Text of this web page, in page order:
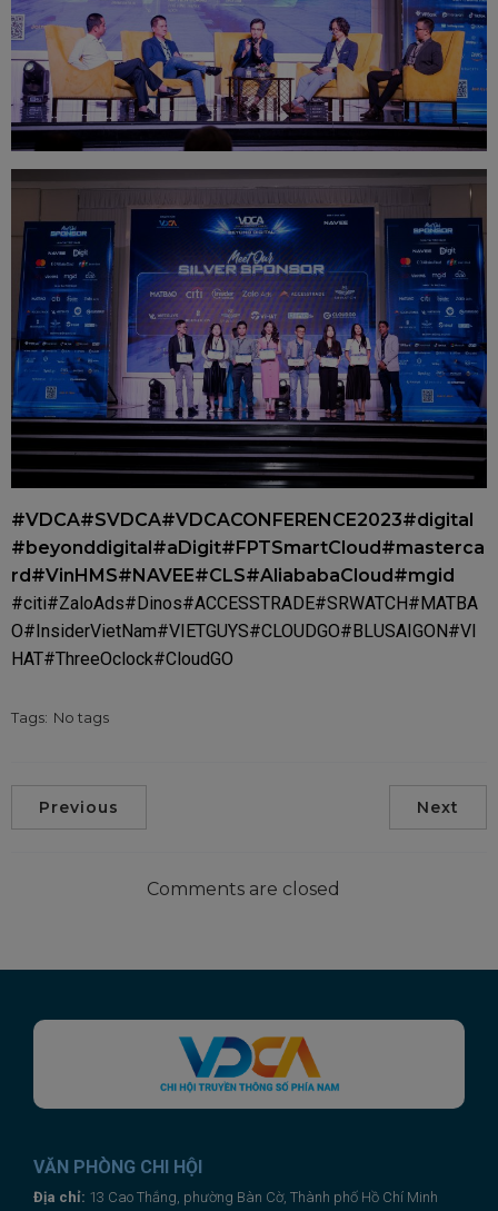
#VDCA#SVDCA#VDCACONFERENCE2023#digital
#beyonddigital#aDigit#FPTSmartCloud#masterca
rd#VinHMS#NAVEE#CLS#AliababaCloud#mgid
#citi#ZaloAds#Dinos#ACCESSTRADE#SRWATCH#MATBA
O#InsiderVietNam#VIETGUYS#CLOUDGO#BLUSAIGON#VI
HAT#ThreeOclock#CloudGO
Tags: No tags
Previous Next
Comments are closed
VĂN PHÒNG CHI HỘI
Địa chỉ: 13 Cao Thắng, phường Bàn Cờ, Thành phố Hồ Chí Minh